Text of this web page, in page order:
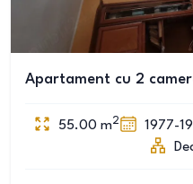
Apartament cu 2
55.00 m2 1977-